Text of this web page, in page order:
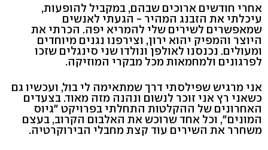
אחרי חודשים ארוכים שבהם, במקביל להופעות,
עיכלתי את הזבנג המהיר - הגעתי לאנשים
שמאפשרים לשירים שלי להמריא יפה. הכרתי את
היוצר והמפיק יהוא ירון, וצירפנו נגנים מיוחדים
ומעולים. נכנסנו לאולפן ונולדו שני סינגלים שזכו
לפרגונים ולמחמאות מכל מבקרי המוזיקה.
אני מרגיש שפילסתי דרך שמתאימה לי בול, ועכשיו גם
כשאני רץ אני זוכר לנשום ונהנה מזה מאוד. בצעדים
האחרונים של ההקלטות התחלתי בפרויקט "גיוס
המונים", וכל אחד שרוכש את האלבום הקרוב, בעצם
משחרר את השירים עוד קצת מחבלי הבירוקרטיה.